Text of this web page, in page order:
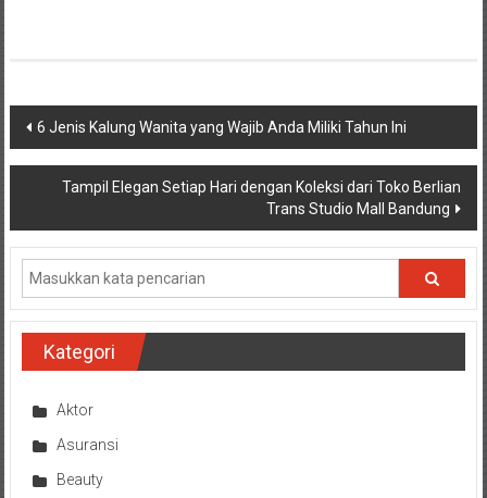
Navigasi
pos
6 Jenis Kalung Wanita yang Wajib Anda Miliki Tahun Ini
Tampil Elegan Setiap Hari dengan Koleksi dari Toko Berlian
Trans Studio Mall Bandung
Kategori
Aktor
Asuransi
Beauty